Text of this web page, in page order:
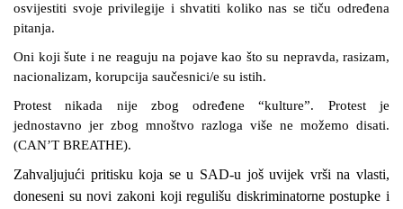
osvijestiti svoje privilegije i shvatiti koliko nas se tiču određena
pitanja.
Oni koji šute i ne reaguju na pojave kao što su nepravda, rasizam,
nacionalizam, korupcija saučesnici/e su istih.
Protest nikada nije zbog određene “kulture”. Protest je
jednostavno jer zbog mnoštvo razloga više ne možemo disati.
(CAN’T BREATHE).
Zahvaljujući pritisku koja se u SAD-u još uvijek vrši na vlasti,
doneseni su novi zakoni koji regulišu diskriminatorne postupke i